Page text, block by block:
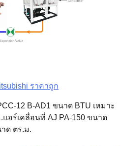
ราคาถูก
12 B-AD1 ขนาด BTU เหมาะ
อร์เคลื่อนที่ AJ PA-150 ขนาด
ด ตร.ม.